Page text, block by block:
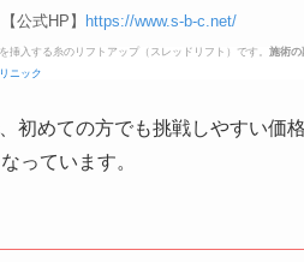
【公式HP】 https://www.s-b-c.net/
挿入する糸のリフトアップ（スレッドリフト）です。 施術の
ニック
初めての方でも挑戦しやすい価
っています。